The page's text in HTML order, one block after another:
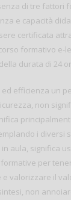
di tre fattori
e capacità
certificata
formativo e-
durata di 24
ed efficienza un
non
i diversi
aula, significa
per
valorizzare il
non